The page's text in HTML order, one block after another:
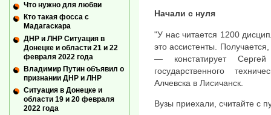
Начали с нуля
"У нас читается 1200
это ассистенты.
— констатирует Сергей
государственного
Алчевска в Лисичанск.
Вузы приехали, считайте с
Что нужно для любви
Кто такая фосса с
Мадагаскара
ДНР и ЛНР Ситуация в
Донецке и области 21 и 22
февраля 2022 года
Владимир Путин объявил о
признании ДНР и ЛНР
Ситуация в Донецке и
области 19 и 20 февраля
2022 года